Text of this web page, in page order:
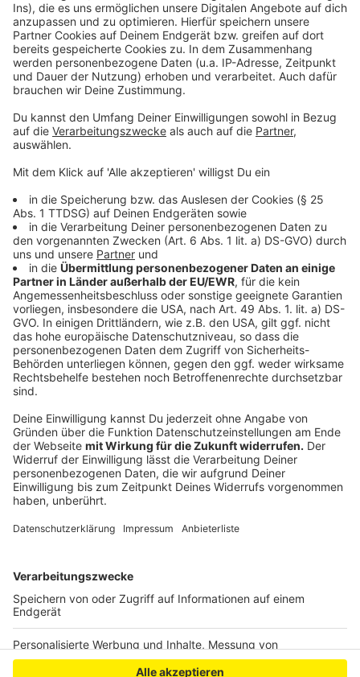
Anzeige
Menschen in Alten- und Pflegeheimen an Covid-19
gestorben. 134 Einrichtungen sind insgesamt
betroffen. Das zeige, dass Pflegeheime der
sensibelste Bereich in der Corona-Krise seien, sagte
Laumann. Er forderte die Landkreise in ihrer Rolle als
in den Einrichtungen zu achten.
Rehaklinik in Lippe vor der Schließung
Anzeige
Besonders schwer erwischt hat es eine Rehaklinik in
Horn-Bad Meinberg im Kreis Lippe. Dort sind mehr als
100 Patienten und Pfleger mit dem Coronavirus
infiziert. Wie der Erreger dort hinein gekommen ist,
weiß man noch nicht. Der Klinikbetrieb kann nach
Angaben des Kreises nicht mehr sichergestellt
werden. Deswegen wird geprüft, die Einrichtung zu
schließen und die Patienten zu verlegen.
Anzeige